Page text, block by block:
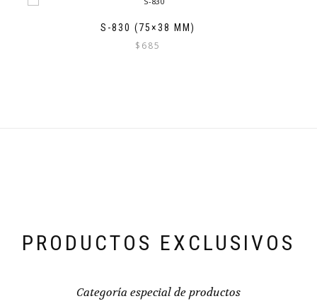
S-830 (75×38 MM)
$ 685
PRODUCTOS EXCLUSIVOS
Categoría especial de productos